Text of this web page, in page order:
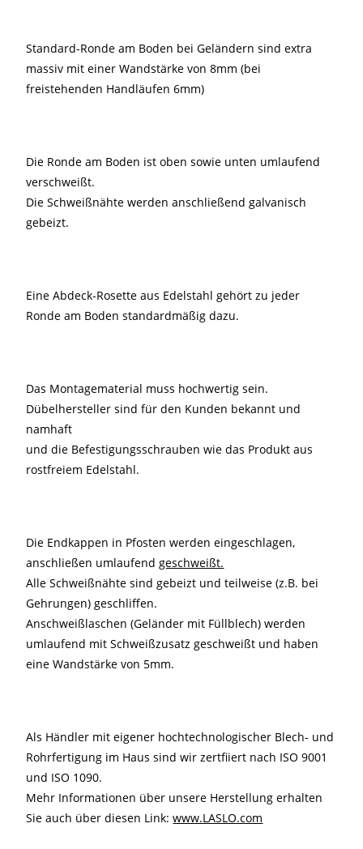
Standard-Ronde am Boden bei Geländern sind extra
massiv mit einer Wandstärke von 8mm (bei
freistehenden Handläufen 6mm)
Die Ronde am Boden ist oben sowie unten umlaufend
verschweißt.
Die Schweißnähte werden anschließend galvanisch
gebeizt.
Eine Abdeck-Rosette aus Edelstahl gehört zu jeder
Ronde am Boden standardmäßig dazu.
Das Montagematerial muss hochwertig sein.
Dübelhersteller sind für den Kunden bekannt und
namhaft
und die Befestigungsschrauben wie das Produkt aus
rostfreiem Edelstahl.
Die Endkappen in Pfosten werden eingeschlagen,
anschließen umlaufendgeschweißt.
Alle Schweißnähte sind gebeizt und teilweise (z.B. bei
Gehrungen) geschliffen.
Anschweißlaschen (Geländer mit Füllblech) werden
umlaufend mit Schweißzusatz geschweißt und haben
eine Wandstärke von 5mm.
Als Händler mit eigener hochtechnologischer Blech- und
Rohrfertigung im Haus sind wir zertfiiert nach ISO 9001
und ISO 1090.
Mehr Informationen über unsere Herstellung erhalten
Sie auch über diesen Link:www.LASLO.com